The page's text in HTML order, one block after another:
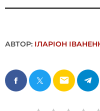
АВТОР: ІЛАРІОН
email